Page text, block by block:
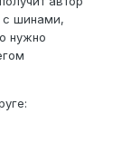
с шинами,
нужно